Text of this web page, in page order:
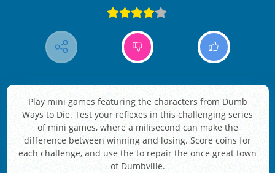
Play mini games featuring the characters from Dumb
Ways to Die. Test your reflexes in this challenging series
of mini games, where a milisecond can make the
difference between winning and losing. Score coins for
each challenge, and use the to repair the once great town
of Dumbville.